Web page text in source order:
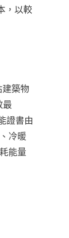
，以較
築物
最
證書由
冷暖
能量